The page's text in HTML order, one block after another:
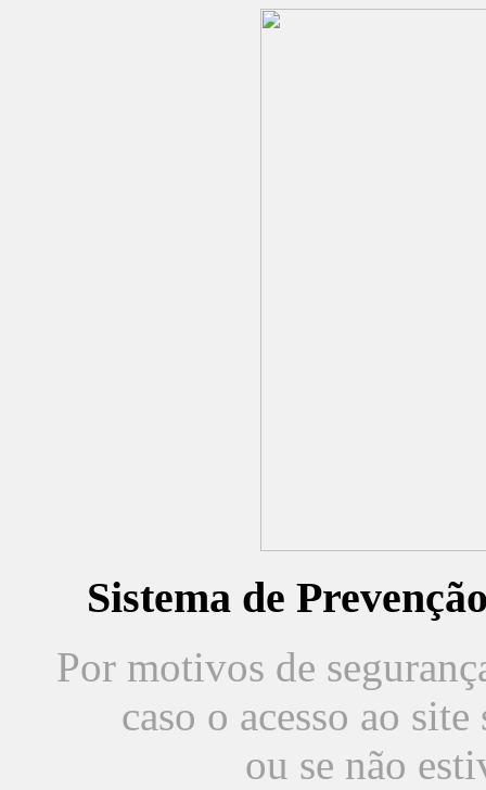
Sistema de
Por motivos de
caso o acesso ao
ou se não